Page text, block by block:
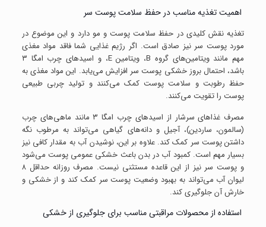
اهمیت تغذیه مناسب در حفظ سلامت پوست سر
تغذیه نقش کلیدی در حفظ سلامت پوست و مو دارد و این موضوع در
مورد پوست سر نیز صادق است. اگر رژیم غذایی شما فاقد مواد مغذی
مهم مانند ویتامین‌های گروه B، ویتامین E، و اسیدهای چرب امگا ۳
باشد، احتمال بروز خشکی پوست سر افزایش می‌یابد. این مواد مغذی به
حفظ رطوبت و سلامت پوست کمک می‌کنند و تولید چربی طبیعی
پوست را تقویت می‌کنند.
مصرف غذاهای سرشار از اسیدهای چرب امگا ۳ مانند ماهی‌های چرب
(سالمون، ساردین)، آجیل و دانه‌های گیاهی می‌تواند به مرطوب نگه
داشتن پوست سر کمک کند. علاوه بر این، نوشیدن آب به مقدار کافی نیز
بسیار مهم است. کمبود آب در بدن باعث خشکی عمومی پوست می‌شود
و پوست سر نیز از این قاعده مستثنی نیست. مصرف روزانه حداقل ۸
لیوان آب می‌تواند به بهبود وضعیت پوست سر کمک کند و از خشکی و
خارش آن جلوگیری کند.
استفاده از محصولات مراقبتی مناسب برای جلوگیری از خشکی